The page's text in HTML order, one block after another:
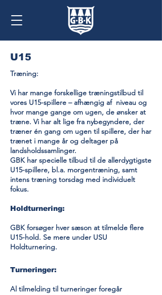
U15
Træning:
Vi har mange forskellige træningstilbud til
vores U15-spillere – afhængig af niveau og
hvor mange gange om ugen, de ønsker at
træne. Vi har alt lige fra nybegyndere, der
træner én gang om ugen til spillere, der har
trænet i mange år og deltager på
landsholdssamlinger.
GBK har specielle tilbud til de allerdygtigste
U15-spillere, bl.a. morgentræning, samt
intens træning torsdag med individuelt
fokus.
Holdturnering:
GBK forsøger hver sæson at tilmelde flere
U15-hold. Se mere under USU
Holdturnering.
Turneringer:
Al tilmelding til turneringer foregår